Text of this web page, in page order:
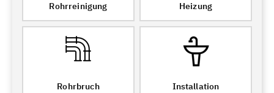
Rohrreinigung Heizung
Rohrbruch Installation